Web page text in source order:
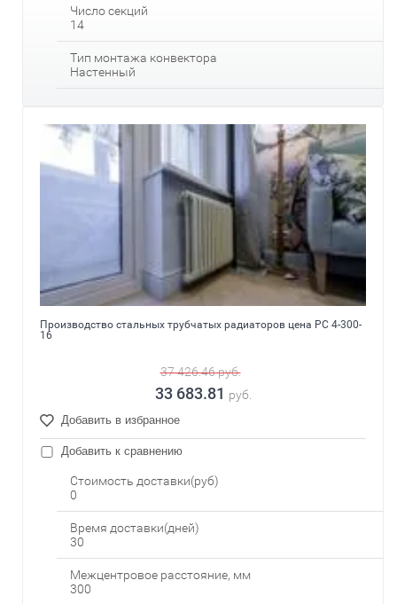
Число секций
14
Тип монтажа конвектора
Настенный
Производство стальных трубчатых радиаторов цена РС 4-300-
16
37 426.46руб.
33 683.81 руб.
Добавить в избранное
Добавить к сравнению
Стоимость доставки(руб)
0
Время доставки(дней)
30
Межцентровое расстояние, мм
300